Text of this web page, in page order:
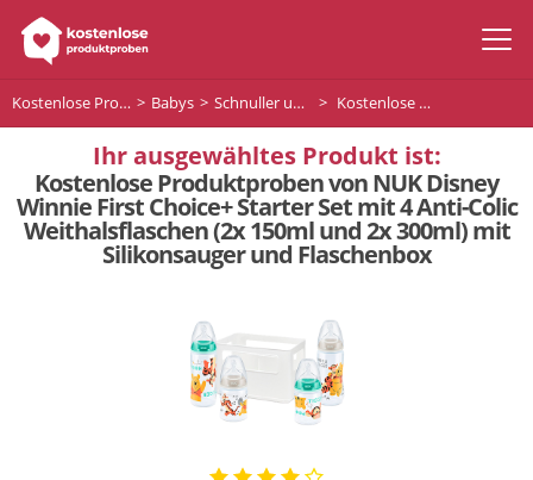
Kostenlose Produktproben Babys Schnuller und Flaschen für Ihr Baby Kostenlose Produktproben von NUK Disney Winnie First Choice+ Starter Set mit 4 Anti-Colic Weithalsflaschen (2x 150ml und 2x 300ml) mit Silikonsauger und Flaschenbox
Ihr ausgewähltes Produkt ist:
Kostenlose Produktproben von NUK Disney
Winnie First Choice+ Starter Set mit 4 Anti-Colic
Weithalsflaschen (2x 150ml und 2x 300ml) mit
Silikonsauger und Flaschenbox